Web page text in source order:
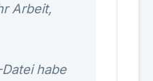
Arbeit,
Datei habe